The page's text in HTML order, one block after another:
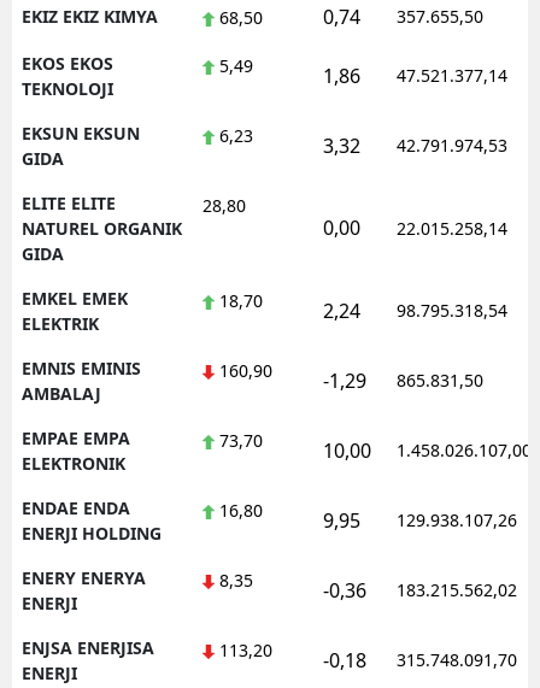
EKIZ EKIZ KIMYA 68,50 0,74 357.655,50
EKOS EKOS
TEKNOLOJI
5,49 1,86 47.521.377,14
EKSUN EKSUN
GIDA
6,23 3,32 42.791.974,53
ELITE ELITE
NATUREL ORGANIK
GIDA
28,80
0,00 22.015.258,14
EMKEL EMEK
ELEKTRIK
18,70 2,24 98.795.318,54
EMNIS EMINIS
AMBALAJ
160,90 -1,29 865.831,50
EMPAE EMPA
ELEKTRONIK
73,70 10,00 1.458.026.107,00
ENDAE ENDA
ENERJI HOLDING
16,80 9,95 129.938.107,26
ENERY ENERYA
ENERJI
8,35 -0,36 183.215.562,02
ENJSA ENERJISA
ENERJI
113,20 -0,18 315.748.091,70